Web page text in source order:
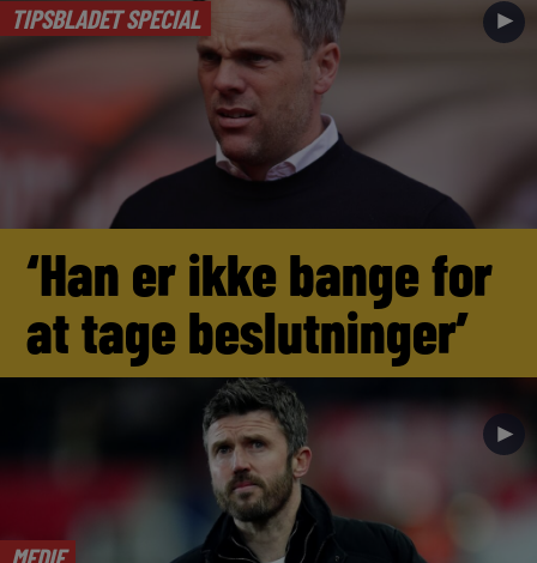
TIPSBLADET SPECIAL ►
‘Han er ikke bange for
at tage beslutninger’
►